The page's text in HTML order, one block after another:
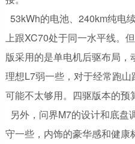
53kWh的电池、240km纯电
上跟XC70处于同一水平线。
版采用的是单电机后驱布局
理想L7弱一些，对于经常跑
可能不太够用。四驱版本的预
另外，问界M7的设计和底盘
守一些，内饰的豪华感和健